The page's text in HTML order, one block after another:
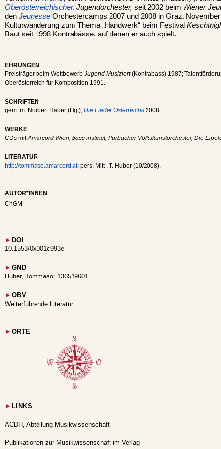
Oberösterreichischen Jugendorchester, seit 2002 beim Wiener
den Jeunesse Orchestercamps 2007 und 2008 in Graz.
Kulturwanderung zum Thema „Handwerk“ beim Festival
Baut seit 1998 Kontrabässe, auf denen er auch spielt.
EHRUNGEN
Preisträger beim Wettbewerb Jugend Musiziert(Kontrabass) 1987;
Oberösterreich für Komposition 1991.
SCHRIFTEN
gem. m. Norbert Hauer (Hg.), Die Lieder Österreichs 2008.
WERKE
CDs mitAmarcord Wien, bass instinct, Pürbacher Volkskunstorchester, Die
LITERATUR
http://tommaso.amarcord.at; pers. Mitt . T. Huber (10/2008).
AUTOR*INNEN
ChGM
► DOI
10.1553/0x001c993e
► GND
Huber, Tommaso: 136519601
► OBV
Weiterführende Literatur
► ORTE
► LINKS
ACDH, Abteilung Musikwissenschaft
Publikationen zur Musikwissenschaft im Verlag